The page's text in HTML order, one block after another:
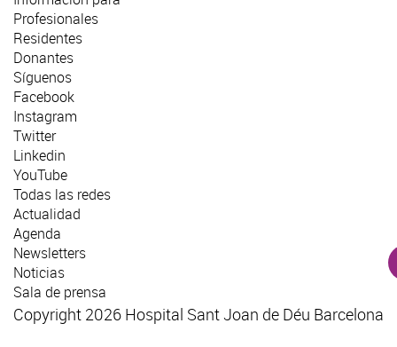
Profesionales
Residentes
Donantes
Síguenos
Facebook
Instagram
Twitter
Linkedin
YouTube
Todas las redes
Actualidad
Agenda
Newsletters
Noticias
Sala de prensa
Copyright 2026 Hospital Sant Joan de Déu Barcelona